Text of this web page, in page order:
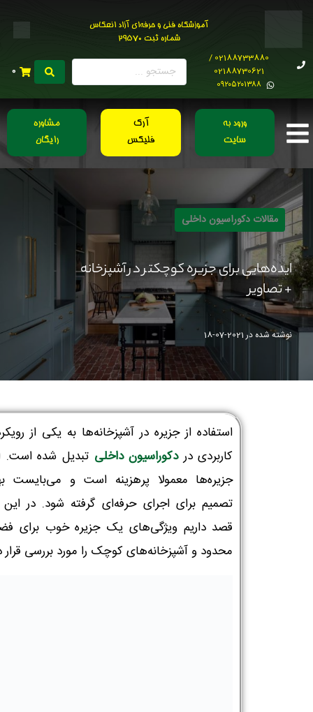
آموزشگاه فنی و حرفه‌ای آزاد انعکاس
شماره ثبت 29570
02188733880 /
02188730621
0۹۲۰۵۲۰۱۳۸۸
0
ورود به
سایت
آرک
فلیکس
مشاوره
رایگان
مقالات دکوراسیون داخلی
ایده‌هایی برای جزیره کوچکتر در آشپزخانه
+ تصاویر
نوشته شده در2021-07-18
استفاده از جزیره در آشپزخانه‌ها به یکی از
کاربردی دردکوراسیون داخلی تبدیل شده است.
جزیره‌ها معمولا پرهزینه است و می‌بایست
تصمیم برای اجرای حرفه‌ای گرفته شود. در این
قصد داریم ویژگی‌های یک جزیره خوب برای
محدود و آشپزخانه‌های کوچک را مورد بررسی قرار